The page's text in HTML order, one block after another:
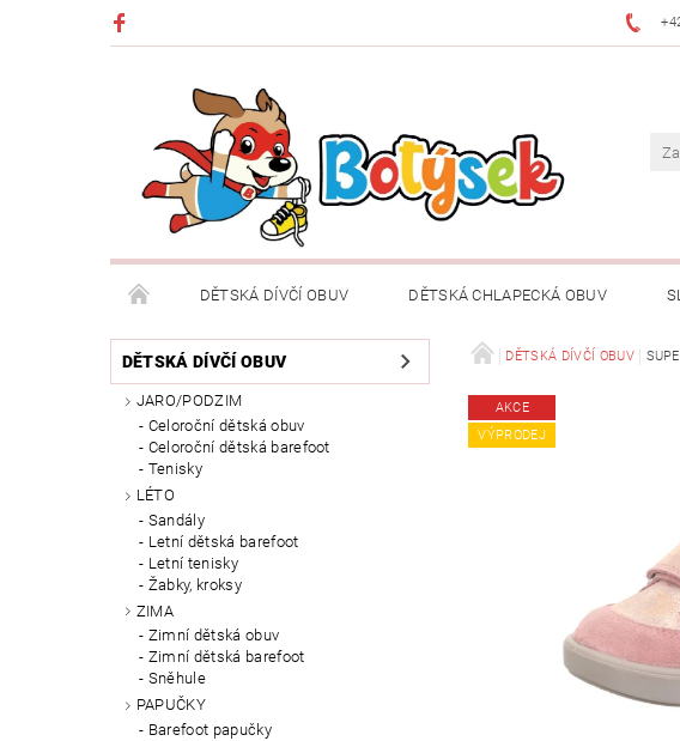
DĚTSKÁ DÍVČÍ OBUV DĚTSKÁ CHLAPECKÁ OBUV
DĚTSKÉ OBLEČENÍ A DOPLŇKY DÁRKOVÉ POUKAZY
DOPRAVA A PLATBA VRÁCENÍ ZBOŽÍ A REKLAMACE
DĚTSKÁ DÍVČÍ OBUV
JARO/PODZIM
Celoroční dětská obuv
Celoroční dětská barefoot
Tenisky
LÉTO
Sandály
Letní dětská barefoot
Letní tenisky
Žabky, kroksy
ZIMA
Zimní dětská obuv
Zimní dětská barefoot
Sněhule
PAPUČKY
Barefoot papučky
DĚTSKÁ DÍVČÍ OBUV
AKCE
VÝPRODEJ